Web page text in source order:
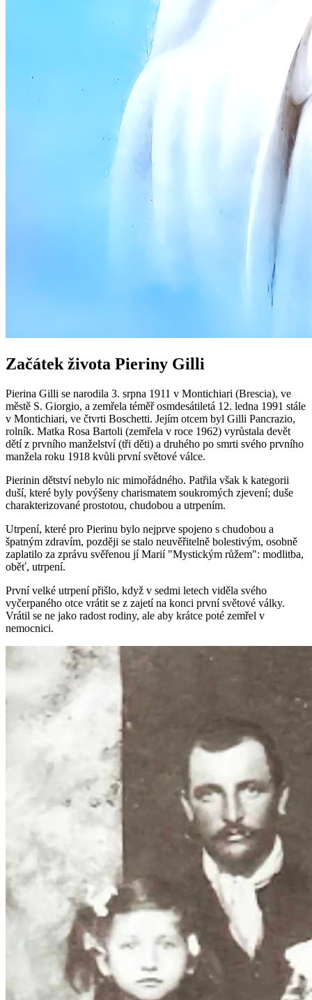
Začátek života Pieriny Gilli
Pierina Gilli se narodila 3. srpna 1911 v Montichiari (Brescia), ve
městě S. Giorgio, a zemřela téměř osmdesátiletá 12. ledna 1991 stále
v Montichiari, ve čtvrti Boschetti. Jejím otcem byl Gilli Pancrazio,
rolník. Matka Rosa Bartoli (zemřela v roce 1962) vyrůstala devět
dětí z prvního manželství (tři děti) a druhého po smrti svého prvního
manžela roku 1918 kvůli první světové válce.
Pierinin dětství nebylo nic mimořádného. Patřila však k kategorii
duší, které byly povýšeny charismatem soukromých zjevení; duše
charakterizované prostotou, chudobou a utrpením.
Utrpení, které pro Pierinu bylo nejprve spojeno s chudobou a
špatným zdravím, později se stalo neuvěřitelně bolestivým, osobně
zaplatilo za zprávu svěřenou jí Marií "Mystickým růžem": modlitba,
oběť, utrpení.
První velké utrpení přišlo, když v sedmi letech viděla svého
vyčerpaného otce vrátit se z zajetí na konci první světové války.
Vrátil se ne jako radost rodiny, ale aby krátce poté zemřel v
nemocnici.